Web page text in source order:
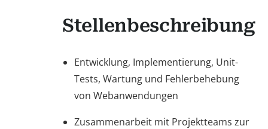
Stellenbeschreibung
Entwicklung, Implementierung, Unit-
Tests, Wartung und Fehlerbehebung
von Webanwendungen
Zusammenarbeit mit Projektteams zur